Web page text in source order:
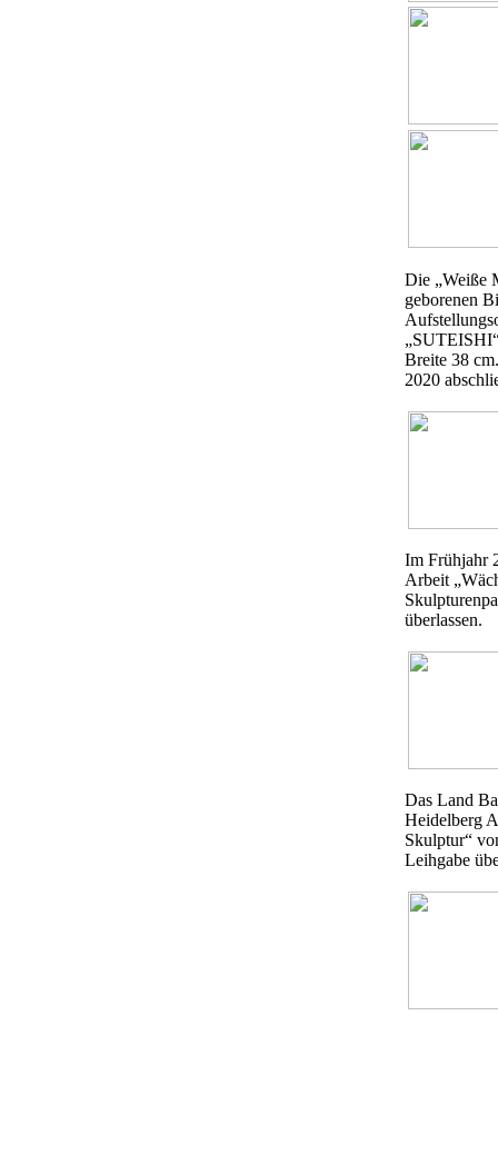
Die „Weiße
geborenen
Breite 38
2020
Im Frühjahr
Arbeit
überlassen.
Das Land
Heidelberg
Skulptur“
Leihgabe